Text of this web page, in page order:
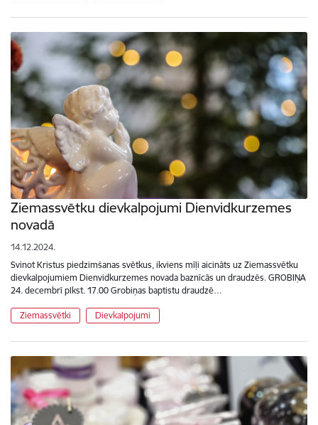
Ziemassvētku dievkalpojumi Dienvidkurzemes
novadā
14.12.2024.
Svinot Kristus piedzimšanas svētkus, ikviens mīļi aicināts uz Ziemassvētku
dievkalpojumiem Dienvidkurzemes novada baznīcās un draudzēs. GROBIŅA
24. decembrī plkst. 17.00 Grobiņas baptistu draudzē…
Ziemassvētki Dievkalpojumi